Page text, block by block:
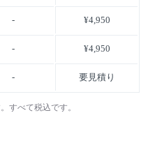
- ¥4,950
- ¥4,950
- 要見積り
すべて税込です。